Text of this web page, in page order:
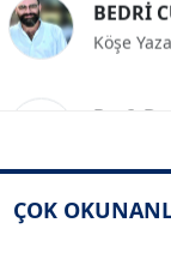
Köşe
SİNAN
ÇOK